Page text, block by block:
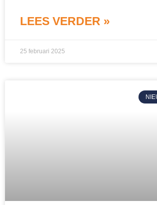
LEES VERDER »
25 februari 2025